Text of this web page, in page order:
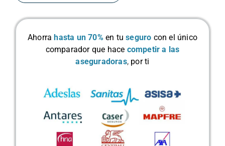
Ahorra hasta un 70% en tuseguro con el único
comparador que hace competir a las
aseguradoras, por ti